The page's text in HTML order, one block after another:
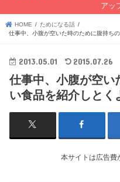
アッ
HOME
ためになる話
仕事中、小腹が空いた時のために腹持ち
2013.05.01 2015.07.26
仕事中、小腹が空い
い食品を紹介しとく
本サイトは広告費